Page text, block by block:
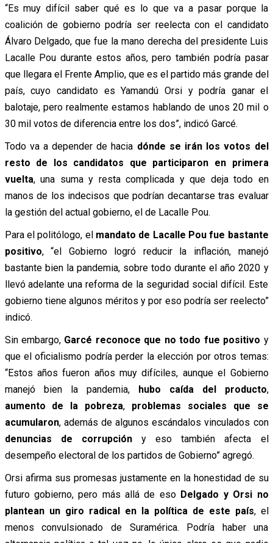
“Es muy difícil saber qué es lo que va a pasar porque la
coalición de gobierno podría ser reelecta con el candidato
Álvaro Delgado, que fue la mano derecha del presidente Luis
Lacalle Pou durante estos años, pero también podría pasar
que llegara el Frente Amplio, que es el partido más grande del
país, cuyo candidato es Yamandú Orsi y podría ganar el
balotaje, pero realmente estamos hablando de unos 20 mil o
30 mil votos de diferencia entre los dos”, indicó Garcé.
Todo va a depender de hacia dónde se irán los votos del
resto de los candidatos que participaron en primera
vuelta, una suma y resta complicada y que deja todo en
manos de los indecisos que podrían decantarse tras evaluar
la gestión del actual gobierno, el de Lacalle Pou.
Para el politólogo, el mandato de Lacalle Pou fue bastante
positivo, “el Gobierno logró reducir la inflación, manejó
bastante bien la pandemia, sobre todo durante el año 2020 y
llevó adelante una reforma de la seguridad social difícil. Este
gobierno tiene algunos méritos y por eso podría ser reelecto”
indicó.
Sin embargo, Garcé reconoce que no todo fue positivo y
que el oficialismo podría perder la elección por otros temas:
“Estos años fueron años muy difíciles, aunque el Gobierno
manejó bien la pandemia, hubo caída del producto,
aumento de la pobreza, problemas sociales que se
acumularon, además de algunos escándalos vinculados con
denuncias de corrupcióny eso también afecta el
desempeño electoral de los partidos de Gobierno” agregó.
Orsi afirma sus promesas justamente en la honestidad de su
futuro gobierno, pero más allá de eso Delgado y Orsi no
plantean un giro radical en la política de este país, el
menos convulsionado de Suramérica. Podría haber una